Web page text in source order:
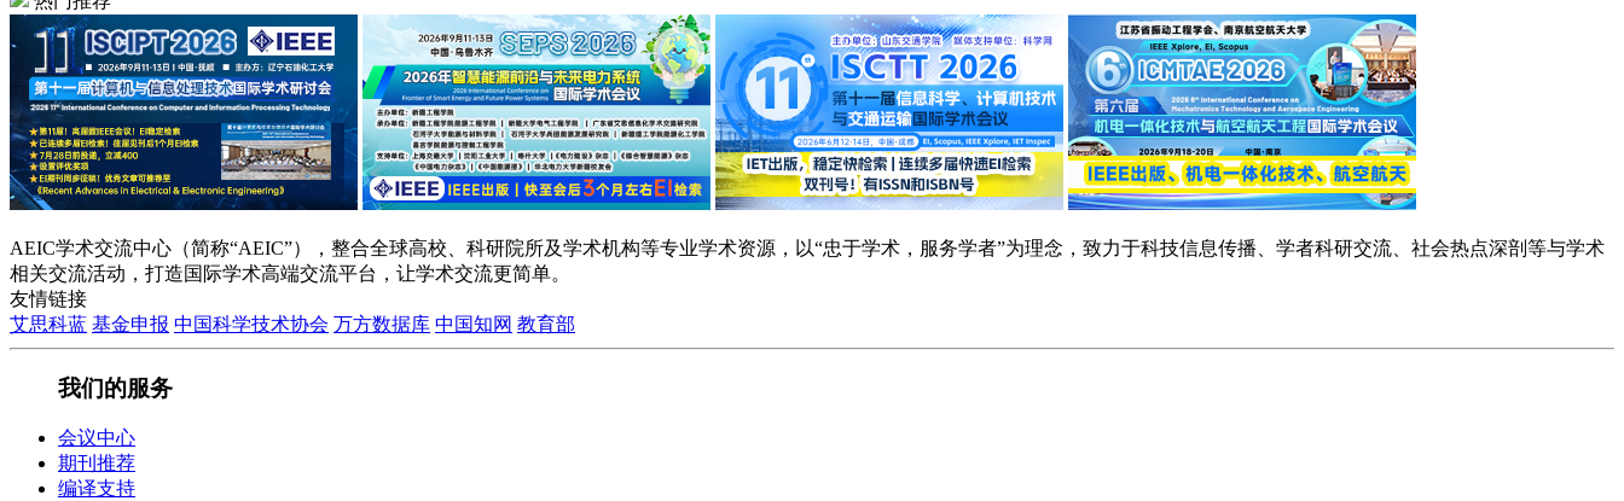
AEIC学术交流中心（简称“AEIC”），整合全球高校、科研院所及学术机构等专业学术资源，以“忠于学术，服务学者”为理念，致力于科技信息传播、学者科研交流、社会热点深剖等与学术
相关交流活动，打造国际学术高端交流平台，让学术交流更简单。
友情链接
艾思科蓝 基金申报 中国科学技术协会 万方数据库 中国知网 教育部
我们的服务
会议中心
期刊推荐
编译支持